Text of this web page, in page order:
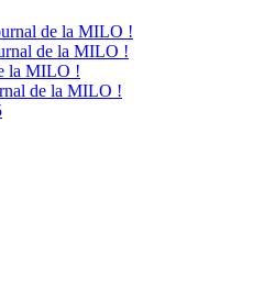
de la MILO !
de la MILO !
la MILO !
de la MILO !